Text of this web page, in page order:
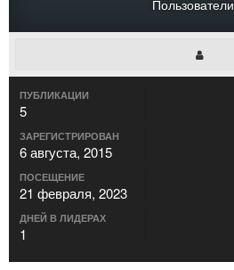
Пользователи
ПУБЛИКАЦИИ
5
ЗАРЕГИСТРИРОВАН
6 августа, 2015
ПОСЕЩЕНИЕ
21 февраля, 2023
ДНЕЙ В ЛИДЕРАХ
1